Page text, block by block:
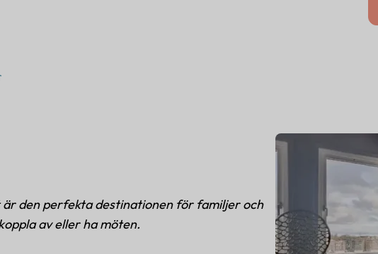
den perfekta destinationen för familjer och
av eller ha möten.